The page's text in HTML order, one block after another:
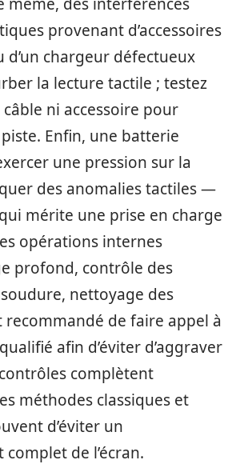
même, des interférences
provenant d’accessoires
d’un chargeur défectueux
la lecture tactile ; testez
câble ni accessoire pour
Enfin, une batterie
une pression sur la
des anomalies tactiles —
mérite une prise en charge
opérations internes
profond, contrôle des
nettoyage des
recommandé de faire appel à
afin d’éviter d’aggraver
complètent
méthodes classiques et
d’éviter un
de l’écran.